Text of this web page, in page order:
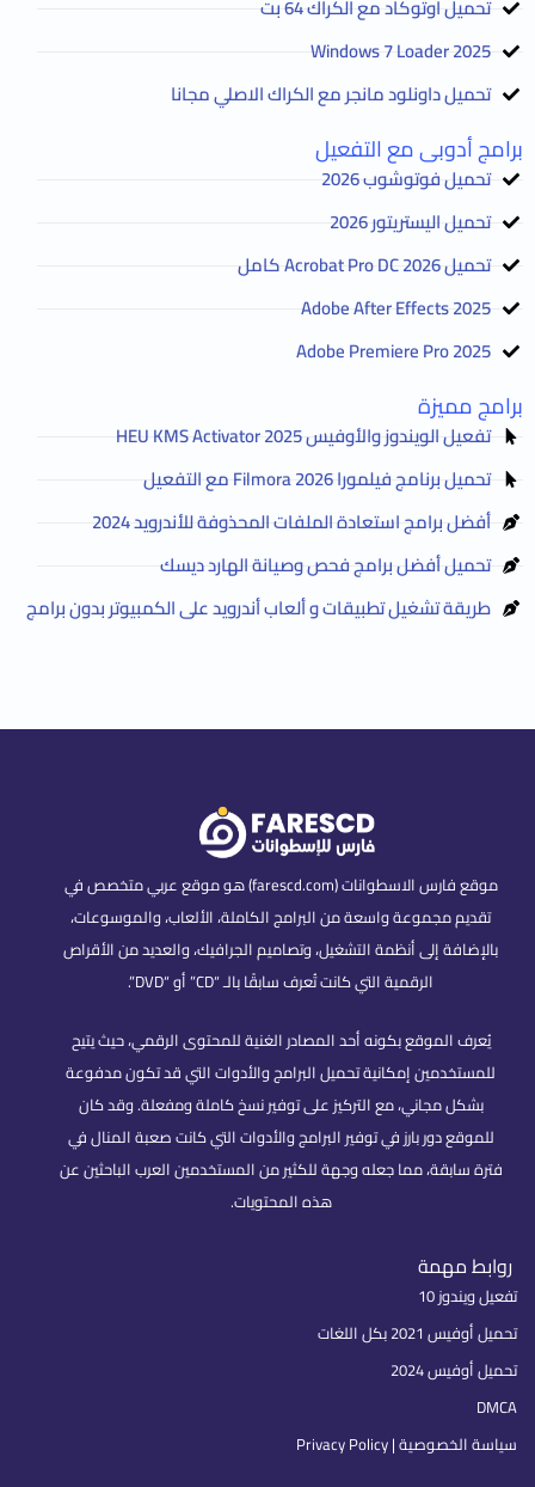
تحميل اوتوكاد مع الكراك 64 بت
2025 Windows 7 Loader
تحميل داونلود مانجر مع الكراك الاصلي مجانا
برامج أدوبى مع التفعيل
تحميل فوتوشوب 2026
تحميل اليستريتور 2026
تحميل Acrobat Pro DC 2026 كامل
Adobe After Effects 2025
Adobe Premiere Pro 2025
برامج مميزة
تفعيل الويندوز والأوفيس HEU KMS Activator 2025
تحميل برنامج فيلمورا Filmora 2026 مع التفعيل
أفضل برامج استعادة الملفات المحذوفة للأندرويد 2024
تحميل أفضل برامج فحص وصيانة الهارد ديسك
طريقة تشغيل تطبيقات و ألعاب أندرويد على الكمبيوتر بدون برامج
موقع فارس الاسطوانات (farescd.com) هو موقع عربي متخصص في
تقديم مجموعة واسعة من البرامج الكاملة، الألعاب، والموسوعات،
بالإضافة إلى أنظمة التشغيل، وتصاميم الجرافيك، والعديد من الأقراص
الرقمية التي كانت تُعرف سابقًا بالـ “CD” أو “DVD”.
يُعرف الموقع بكونه أحد المصادر الغنية للمحتوى الرقمي، حيث يتيح
للمستخدمين إمكانية تحميل البرامج والأدوات التي قد تكون مدفوعة
بشكل مجاني، مع التركيز على توفير نسخ كاملة ومفعلة. وقد كان
للموقع دور بارز في توفير البرامج والأدوات التي كانت صعبة المنال في
فترة سابقة، مما جعله وجهة للكثير من المستخدمين العرب الباحثين عن
هذه المحتويات.
روابط مهمة
تفعيل ويندوز 10
تحميل أوفيس 2021 بكل اللغات
تحميل أوفيس 2024
DMCA
سياسة الخصوصية | Privacy Policy